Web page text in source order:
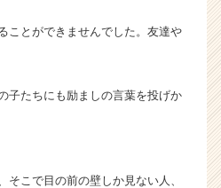
ができませんでした。友達や
子たちにも励ましの言葉を投げか
こで目の前の壁しか見ない人、